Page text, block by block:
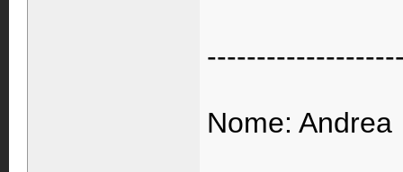
Nome: Andrea